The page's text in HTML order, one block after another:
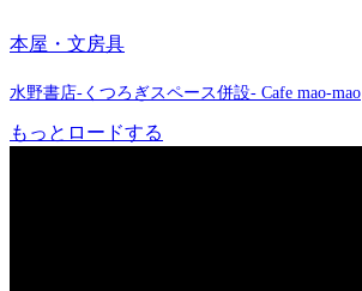
本屋・文房具
水野書店-くつろぎスペース併設- Cafe mao-mao
もっとロードする